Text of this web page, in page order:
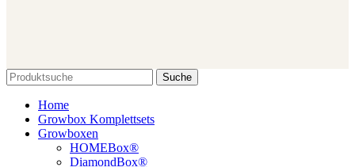
Suche
Home
Growbox Komplettsets
Growboxen
HOMEBox®
DiamondBox®